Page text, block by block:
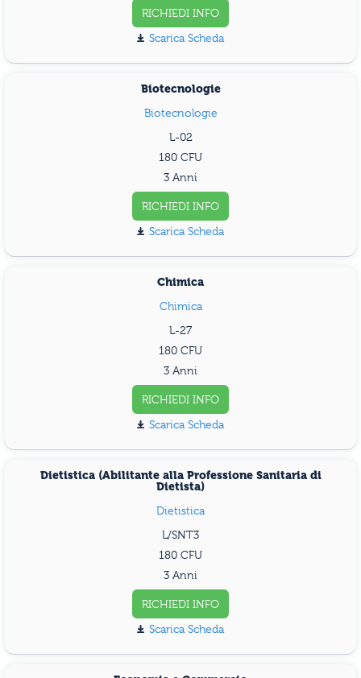
RICHIEDI INFO
Scarica Scheda
Biotecnologie
Biotecnologie
L-02
180
3 Anni
RICHIEDI INFO
Scarica Scheda
Chimica
Chimica
L-27
180
3 Anni
RICHIEDI INFO
Scarica Scheda
Dietistica (Abilitante alla Professione Sanitaria di
Dietista)
Dietistica
L/SNT3
180
3 Anni
RICHIEDI INFO
Scarica Scheda